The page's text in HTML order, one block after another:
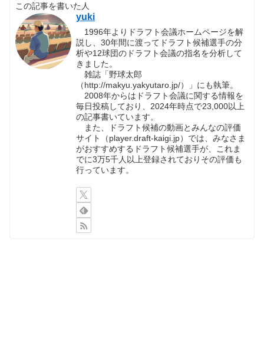
この記事を書いた人
yuki
1996年よりドラフト会議ホームページを解
説し、30年間に渡ってドラフト候補選手の分
析や12球団のドラフト会議の指名を分析して
きました。
雑誌「野球太郎
（http://makyu.yakyutaro.jp/）」にも執筆。
2008年からはドラフト会議に関する情報を
毎日投稿しており、2024年時点で23,000以上
の記事書いています。
また、ドラフト候補の動画とみんなの評価
サイト（player.draft-kaigi.jp）では、みなさま
がおすすめするドラフト候補選手が、これま
でに3万5千人以上登録されておりその評価も
行っています。